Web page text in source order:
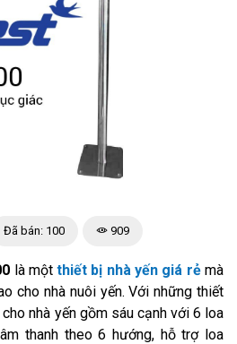
Đã bán: 100 909
là mộtthiết bị nhà yến giá rẻmà
cho nhà nuôi yến. Với những thiết
nhà yến gồm sáu cạnh với 6 loa
thanh theo 6 hướng, hỗ trợ loa